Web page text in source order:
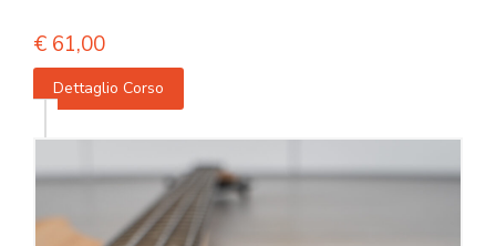
€ 61,00
Dettaglio Corso